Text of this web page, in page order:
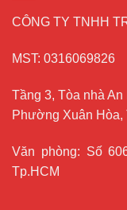
CÔNG TY TNHH
MST: 0316069826
Tầng 3, Tòa nhà
Phường Xuân Hòa,
Văn phòng: Số
Tp.HCM